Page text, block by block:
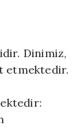
Dinimiz,
etmektedir.